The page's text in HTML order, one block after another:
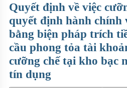
Quyết định về việc
quyết định hành chính
bằng biện pháp trích
cầu phong tỏa tài
cưỡng chế tại kho bạc
tín dụng